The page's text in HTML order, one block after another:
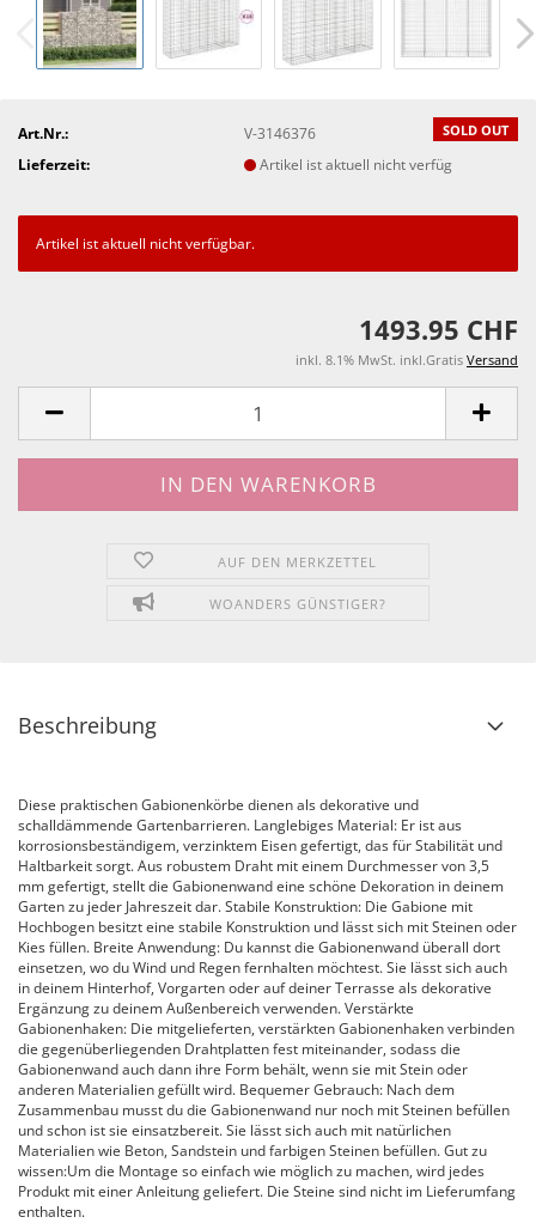
SOLD OUT
Art.Nr.:
V-3146376
Lieferzeit:
Artikel ist aktuell nicht verfüg
Artikel ist aktuell nicht verfügbar.
1493.95 CHF
inkl. 8.1% MwSt. inkl.Gratis Versand
AUF DEN MERKZETTEL
WOANDERS GÜNSTIGER?
Beschreibung
Diese praktischen Gabionenkörbe dienen als dekorative und
schalldämmende Gartenbarrieren. Langlebiges Material: Er ist aus
korrosionsbeständigem, verzinktem Eisen gefertigt, das für Stabilität und
Haltbarkeit sorgt. Aus robustem Draht mit einem Durchmesser von 3,5
mm gefertigt, stellt die Gabionenwand eine schöne Dekoration in deinem
Garten zu jeder Jahreszeit dar. Stabile Konstruktion: Die Gabione mit
Hochbogen besitzt eine stabile Konstruktion und lässt sich mit Steinen oder
Kies füllen. Breite Anwendung: Du kannst die Gabionenwand überall dort
einsetzen, wo du Wind und Regen fernhalten möchtest. Sie lässt sich auch
in deinem Hinterhof, Vorgarten oder auf deiner Terrasse als dekorative
Ergänzung zu deinem Außenbereich verwenden. Verstärkte
Gabionenhaken: Die mitgelieferten, verstärkten Gabionenhaken verbinden
die gegenüberliegenden Drahtplatten fest miteinander, sodass die
Gabionenwand auch dann ihre Form behält, wenn sie mit Stein oder
anderen Materialien gefüllt wird. Bequemer Gebrauch: Nach dem
Zusammenbau musst du die Gabionenwand nur noch mit Steinen befüllen
und schon ist sie einsatzbereit. Sie lässt sich auch mit natürlichen
Materialien wie Beton, Sandstein und farbigen Steinen befüllen. Gut zu
wissen:Um die Montage so einfach wie möglich zu machen, wird jedes
Produkt mit einer Anleitung geliefert. Die Steine sind nicht im Lieferumfang
enthalten.